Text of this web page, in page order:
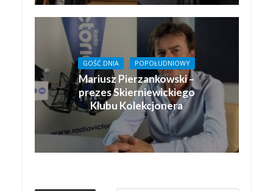
GOŚĆ DNIA POPOŁUDNIOWY
Mariusz Pierzankowski –
prezes Skierniewickiego
Klubu Kolekcjonera